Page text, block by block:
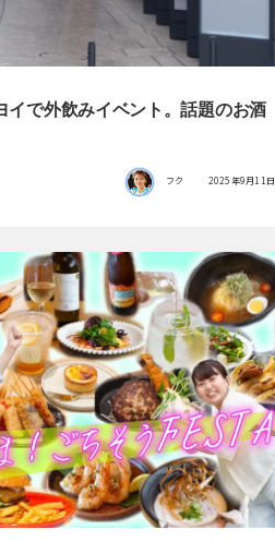
イで外飲みイベント。話題のお酒
フク 2025年9月11日